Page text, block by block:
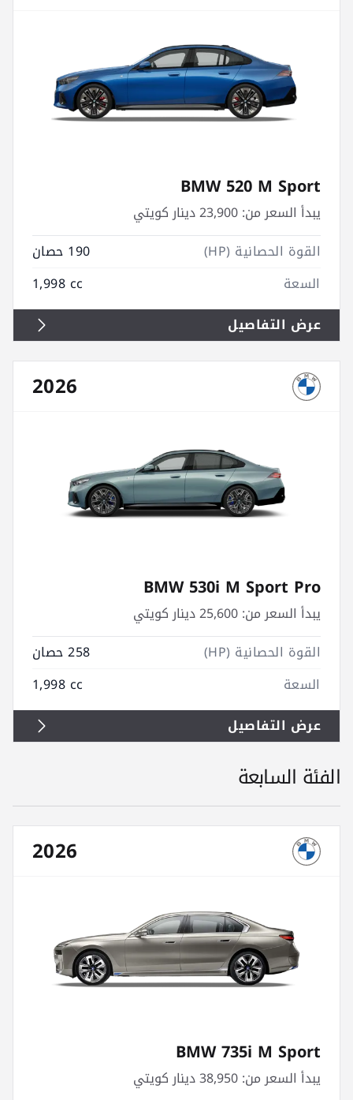
BMW 520 M Sport
يبدأ السعر من:
القوة الحصانية (HP)
190 حصان
السعة
1,998 cc
عرض التفاصيل
2026
BMW 530i M Sport Pro
يبدأ السعر من:
القوة الحصانية (HP)
258 حصان
السعة
1,998 cc
عرض التفاصيل
الفئة السابعة
2026
BMW 735i M Sport
يبدأ السعر من: